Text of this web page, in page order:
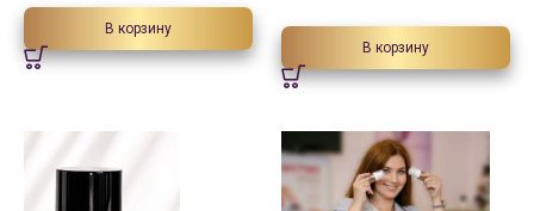
В корзину
В корзину